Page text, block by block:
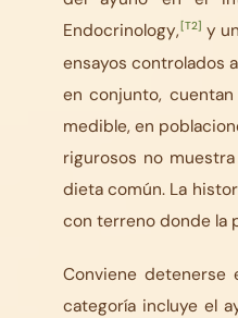
Endocrinology, [T2] y
ensayos controlados
en conjunto,
medible, en
rigurosos no
dieta común. La
con terreno donde la
Conviene
categoría incluye el